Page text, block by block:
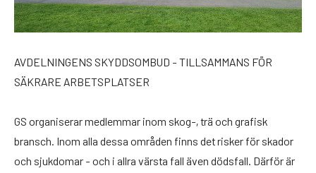
AVDELNINGENS SKYDDSOMBUD - TILLSAMMANS FÖR
SÄKRARE ARBETSPLATSER
GS organiserar medlemmar inom skog-, trä och grafisk
bransch. Inom alla dessa områden finns det risker för skador
och sjukdomar - och i allra värsta fall även dödsfall. Därför är